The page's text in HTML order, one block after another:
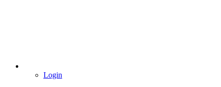
Login